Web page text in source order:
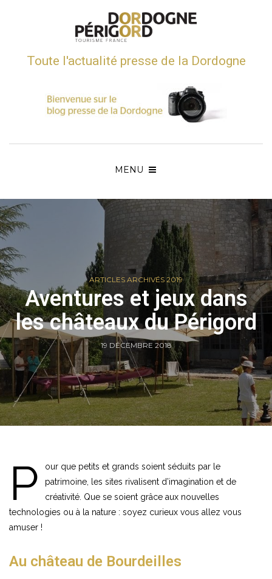
Toute l'actualité presse de la Dordogne
MENU
ARTICLES ARCHIVÉS 2019
Aventures et jeux dans
les châteaux du Périgord
19 DÉCEMBRE 2018
P
our que petits et grands soient séduits par le
patrimoine, les sites rivalisent d’imagination et de
créativité. Que se soient grâce aux nouvelles
technologies ou à la nature : soyez curieux vous allez vous
amuser !
Au château de Bourdeilles